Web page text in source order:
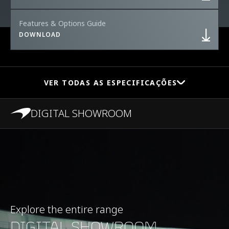
Features & Options Guide
DOWNLOAD
VER TODAS AS ESPECIFICAÇÕES
0 a 200 KM/H (0 a 124
8.9 s
DIGITAL SHOWROOM
Explore the entire range